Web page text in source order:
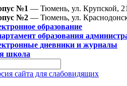
№1 — Тюмень, ул. Крупской,
№2 — Тюмень, ул.
образование
образования
дневники и журналы
школа
сайта для слабовидящих